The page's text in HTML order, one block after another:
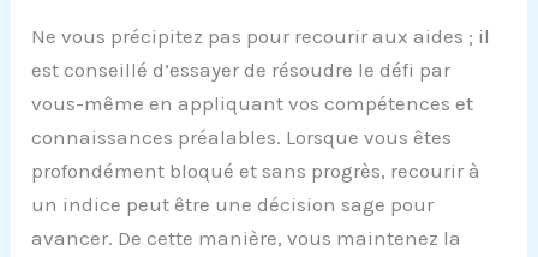
Ne vous précipitez pas pour recourir aux aides ; il
est conseillé d’essayer de résoudre le défi par
vous-même en appliquant vos compétences et
connaissances préalables. Lorsque vous êtes
profondément bloqué et sans progrès, recourir à
un indice peut être une décision sage pour
avancer. De cette manière, vous maintenez la